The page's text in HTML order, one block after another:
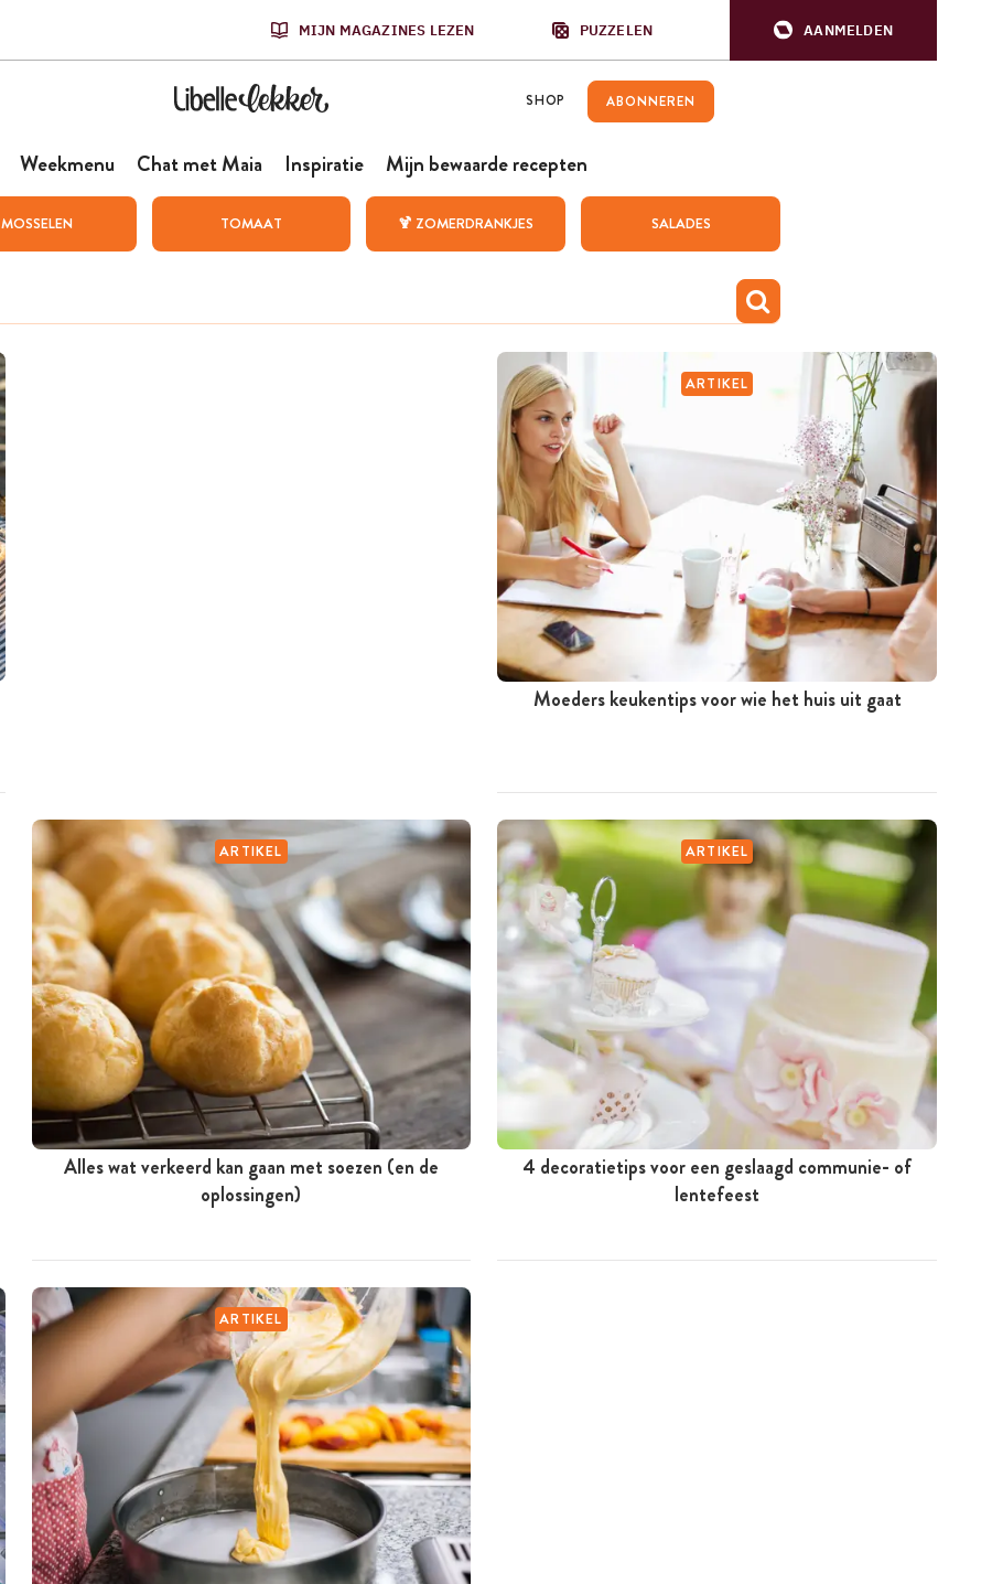
MIJN MAGAZINES LEZEN PUZZELEN AANMELDEN
SHOP ABONNEREN
Weekmenu Chat met Maia Inspiratie Mijn bewaarde recepten
MOSSELEN TOMAAT 🍹 ZOMERDRANKJES SALADES
ARTIKEL
Moeders keukentips voor wie het huis uit gaat
ARTIKEL
Alles wat verkeerd kan gaan met soezen (en de
oplossingen)
ARTIKEL
4 decoratietips voor een geslaagd communie- of
lentefeest
ARTIKEL